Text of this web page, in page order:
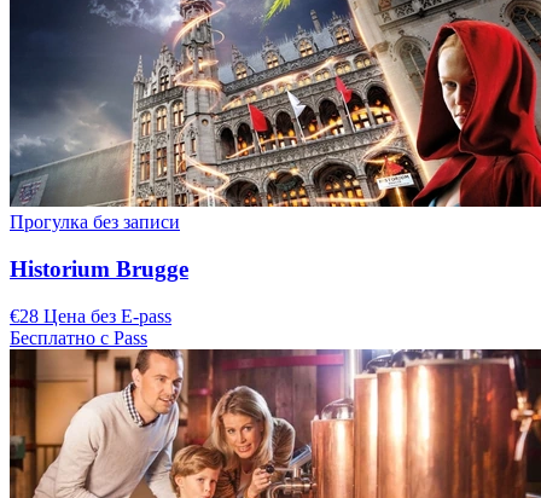
Прогулка без записи
Historium Brugge
€28 Цена без E-pass
Бесплатно с Pass